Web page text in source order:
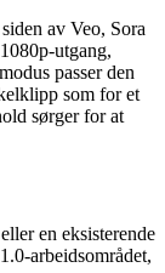
av Veo, Sora
utgang,
passer den
som for et
sørger for at
en eksisterende
arbeidsområdet,